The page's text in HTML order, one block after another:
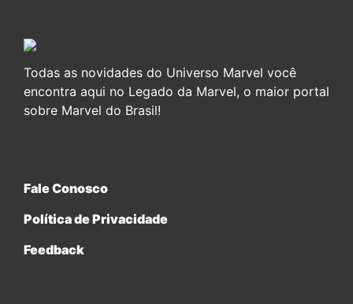
Todas as novidades do Universo Marvel você
encontra aqui no Legado da Marvel, o maior portal
sobre Marvel do Brasil!
Fale Conosco
Política de Privacidade
Feedback